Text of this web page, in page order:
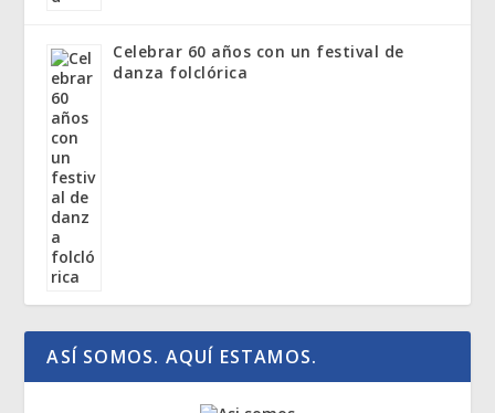
Celebrar 60 años con un festival de
danza folclórica
ASÍ SOMOS. AQUÍ ESTAMOS.